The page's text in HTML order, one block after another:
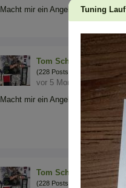
Tuning Lauf
Macht mir ein Angebot
Tom Scheinert
(228 Posts)
vor 5 Monaten
Macht mir ein Angebot
Tom Scheinert
(228 Posts)